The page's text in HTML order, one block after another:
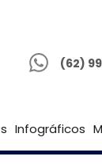
(62)
Goiânia
Infográficos